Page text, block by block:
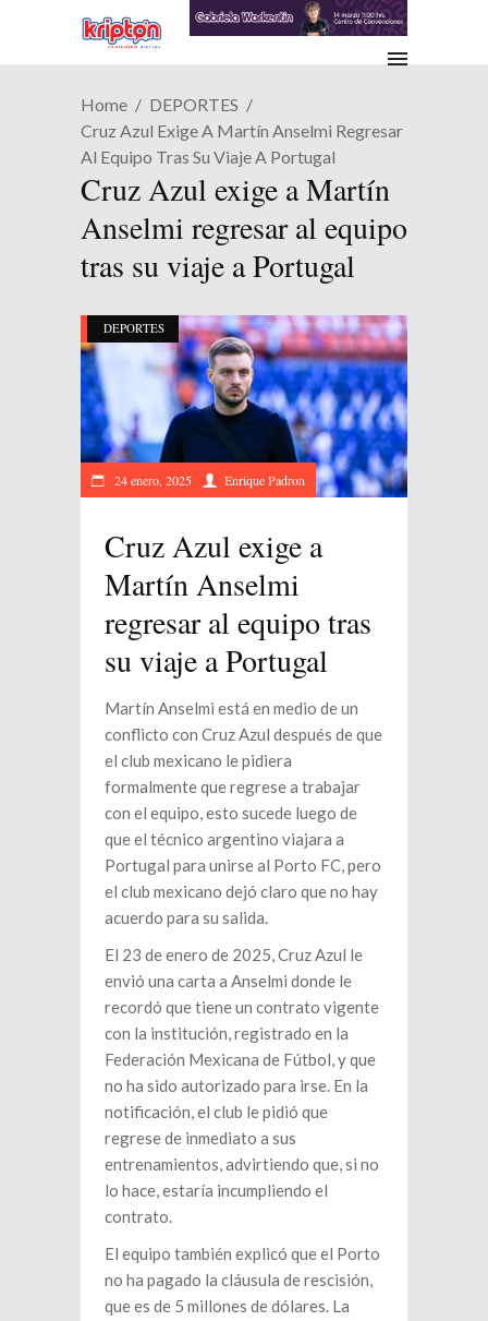
Home
DEPORTES
Cruz Azul Exige A Martín Anselmi Regresar
Al Equipo Tras Su Viaje A Portugal
Cruz Azul exige a Martín
Anselmi regresar al equipo
tras su viaje a Portugal
DEPORTES
24 enero, 2025 Enrique Padron
Cruz Azul exige a
Martín Anselmi
regresar al equipo tras
su viaje a Portugal
Martín Anselmi está en medio de un
conflicto con Cruz Azul después de que
el club mexicano le pidiera
formalmente que regrese a trabajar
con el equipo, esto sucede luego de
que el técnico argentino viajara a
Portugal para unirse al Porto FC, pero
el club mexicano dejó claro que no hay
acuerdo para su salida.
El 23 de enero de 2025, Cruz Azul le
envió una carta a Anselmi donde le
recordó que tiene un contrato vigente
con la institución, registrado en la
Federación Mexicana de Fútbol, y que
no ha sido autorizado para irse. En la
notificación, el club le pidió que
regrese de inmediato a sus
entrenamientos, advirtiendo que, si no
lo hace, estaría incumpliendo el
contrato.
El equipo también explicó que el Porto
no ha pagado la cláusula de rescisión,
que es de 5 millones de dólares. La